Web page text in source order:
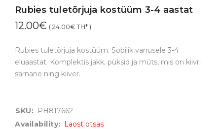
Rubies tuletõrjuja kostüüm 3-4 aastat
12.00€ (24.00€TH* )
Rubies tuletõrjuja kostüüm. Sobilik vanusele 3-4
eluaastat. Komplektis jakk, püksid ja müts, mis on kiivri
sarnane ning kiiver.
SKU:
PH817662
Availability: Laost otsas